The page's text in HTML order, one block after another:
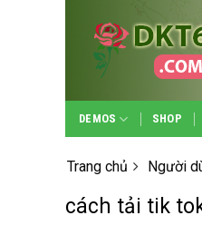
content
DEMOS SHOP
Trang chủ Người
cách tải tik